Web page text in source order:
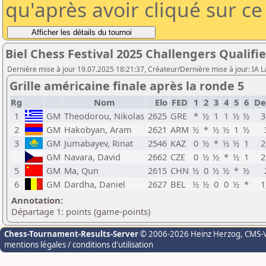
qu'après avoir cliqué sur
Biel Chess Festival 2025 Challengers
Dernière mise à jour 19.07.2025 18:21:37, Créateur/Dernière mise à jour: IA
Grille américaine finale après la ronde 5
Rg Nom Elo FED 1 2 3 4 5 6
1
GM Theodorou, Nikolas 2625 GRE * ½ 1 1 ½ ½
2
GM Hakobyan, Aram 2621 ARM ½ * ½ ½ 1 ½
3
GM Jumabayev, Rinat 2546 KAZ 0 ½ * ½ ½ 1
GM Navara, David 2662 CZE 0 ½ ½ * ½ 1
5
GM Ma, Qun 2615 CHN ½ 0 ½ ½ * ½
6
GM Dardha, Daniel 2627 BEL ½ ½ 0 0 ½ *
Annotation:
Départage 1: points (game-points)
Chess-Tournament-Results-Server© 2006-2026 Heinz Herzog,
mentions légales / conditions d'utilisation